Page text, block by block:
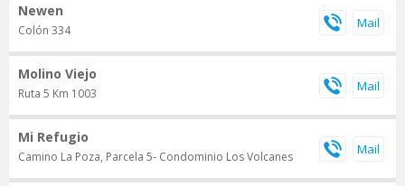
Newen
Colón 334
Molino Viejo
Ruta 5 Km 1003
Mi Refugio
Camino La Poza, Parcela 5- Condominio Los Volcanes